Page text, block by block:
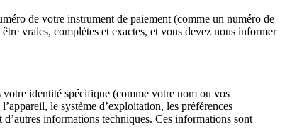
de votre instrument de paiement (comme un numéro de
vraies, complètes et exactes, et vous devez nous informer
identité spécifique (comme votre nom ou vos
le système d’exploitation, les préférences
informations techniques. Ces informations sont